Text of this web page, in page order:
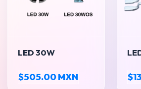
LED 30W
$505.00 MXN